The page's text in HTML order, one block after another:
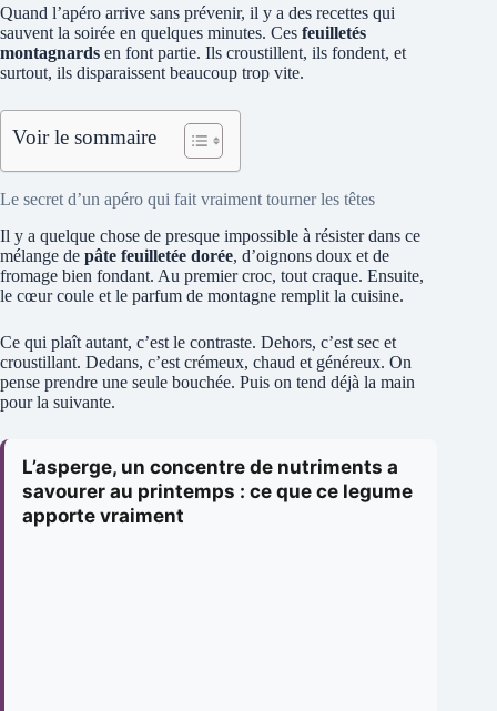
Quand l’apéro arrive sans prévenir, il y a des recettes qui
sauvent la soirée en quelques minutes. Ces feuilletés
montagnards en font partie. Ils croustillent, ils fondent, et
surtout, ils disparaissent beaucoup trop vite.
Voir le sommaire
Le secret d’un apéro qui fait vraiment tourner les têtes
Il y a quelque chose de presque impossible à résister dans ce
mélange de pâte feuilletée dorée, d’oignons doux et de
fromage bien fondant. Au premier croc, tout craque. Ensuite,
le cœur coule et le parfum de montagne remplit la cuisine.
Ce qui plaît autant, c’est le contraste. Dehors, c’est sec et
croustillant. Dedans, c’est crémeux, chaud et généreux. On
pense prendre une seule bouchée. Puis on tend déjà la main
pour la suivante.
L’asperge, un concentre de nutriments a
savourer au printemps : ce que ce legume
apporte vraiment